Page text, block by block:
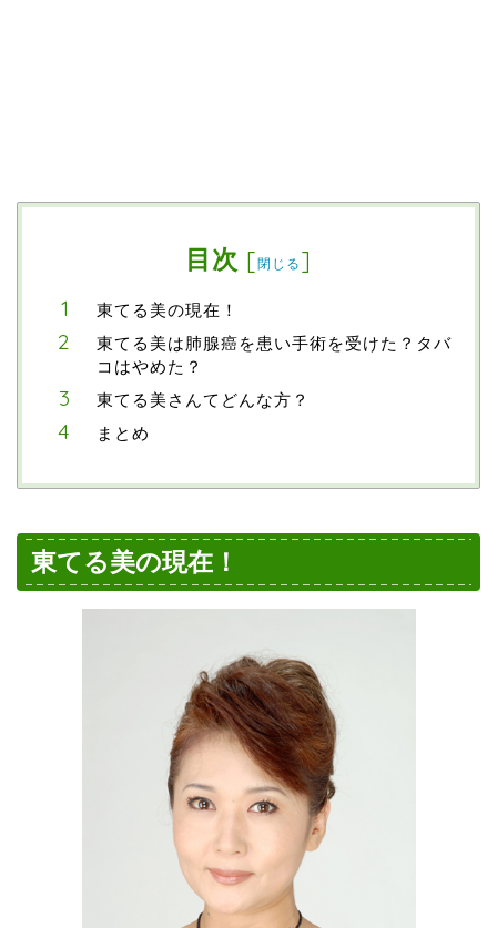
目次 [閉じる ]
東てる美の現在！
東てる美は肺腺癌を患い手術を受けた？タバ
コはやめた？
東てる美さんてどんな方？
まとめ
東てる美の現在！